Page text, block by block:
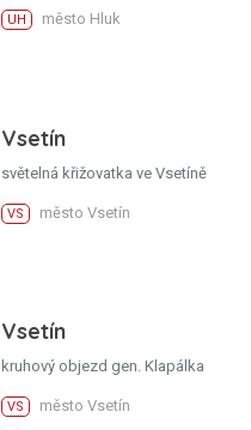
UH město Hluk
Vsetín
světelná křižovatka ve Vsetíně
VS město Vsetín
Vsetín
kruhový objezd gen. Klapálka
VS město Vsetín